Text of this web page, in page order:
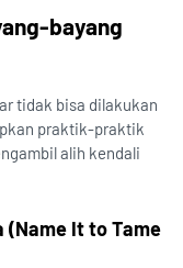
bayang
tidak bisa dilakukan
praktik-praktik
alih kendali
(Name It to Tame